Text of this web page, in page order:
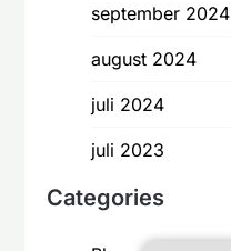
september 2024
august 2024
juli 2024
juli 2023
Categories